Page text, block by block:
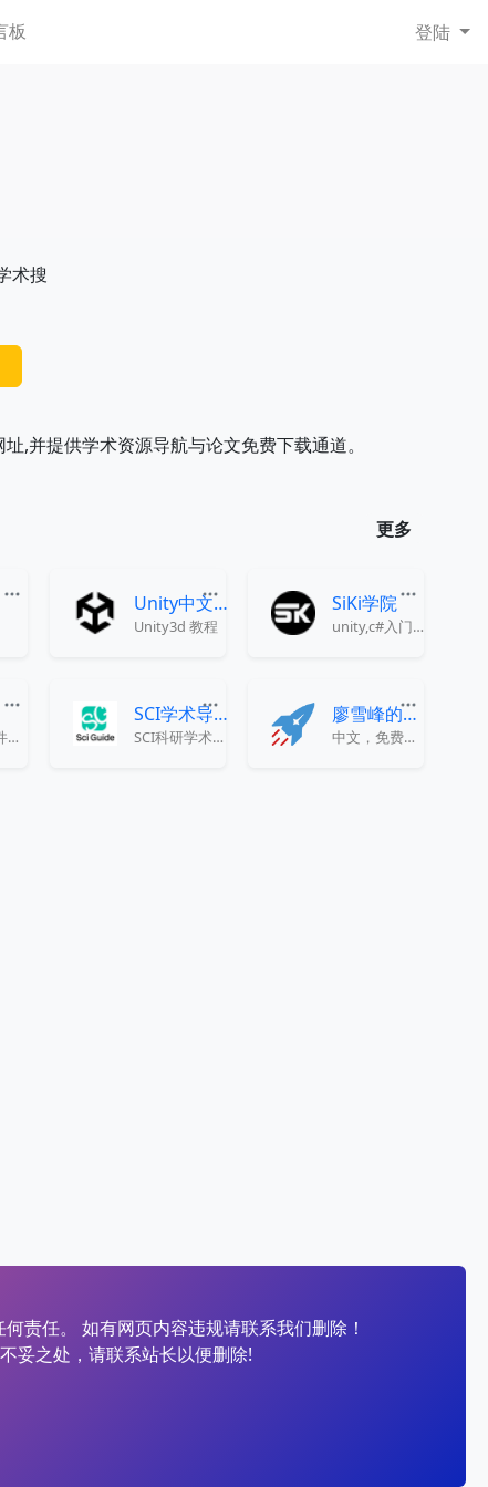
板 登陆
术搜
,并提供学术资源导航与论文免费下载通道。
更多
Unity中文课堂
Unity3d 教程
SiKi学院
unity,c#入门学习网站（部分收费）
免费的软件教程学习网站
SCI学术导航
SCI科研学术导航平台，提供文献、教程、AI工具与学术资源，助力科研人员高效获取知识和信息。
廖雪峰的官方网站
中文，免费，零起点Python和Java等教程
责任。 如有网页内容违规请联系我们删除！
妥之处，请联系站长以便删除!